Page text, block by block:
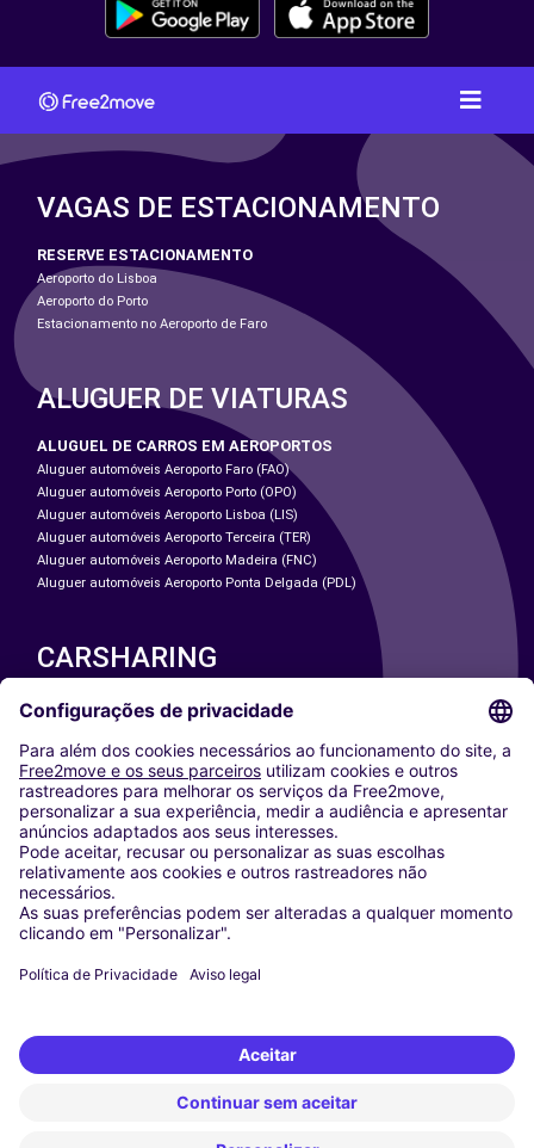
VAGAS DE ESTACIONAMENTO
RESERVE ESTACIONAMENTO
Aeroporto do Lisboa
Aeroporto do Porto
Estacionamento no Aeroporto de Faro
ALUGUER DE VIATURAS
ALUGUEL DE CARROS EM AEROPORTOS
Aluguer automóveis Aeroporto Faro (FAO)
Aluguer automóveis Aeroporto Porto (OPO)
Aluguer automóveis Aeroporto Lisboa (LIS)
Aluguer automóveis Aeroporto Terceira (TER)
Aluguer automóveis Aeroporto Madeira (FNC)
Aluguer automóveis Aeroporto Ponta Delgada (PDL)
CARSHARING
NOSSAS CIDADES
Washington DC
Milan
Rome
Turin
Vienna
Berlin
Cologne
Dusseldorf
Frankfurt
Munich